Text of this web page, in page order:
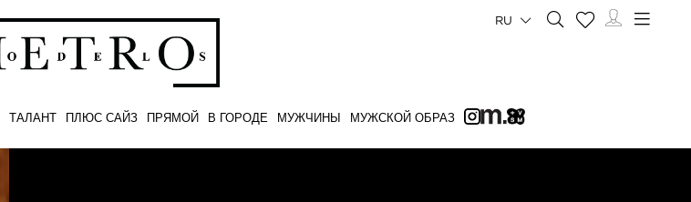
ТАЛАНТ ПЛЮС САЙЗ ПРЯМОЙ В ГОРОДЕ МУЖЧИНЫ МУЖСКОЙ ОБРАЗ
RU